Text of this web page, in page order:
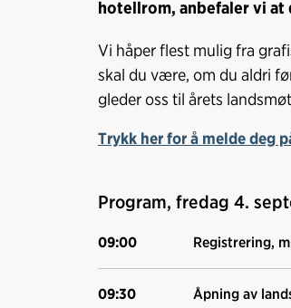
hotellrom, anbefaler vi at
Vi håper flest mulig fra
skal du være, om du aldri
gleder oss til årets
Trykk her for å melde deg
Program, fredag 4.
09:00 Registrering,
09:30 Åpning av